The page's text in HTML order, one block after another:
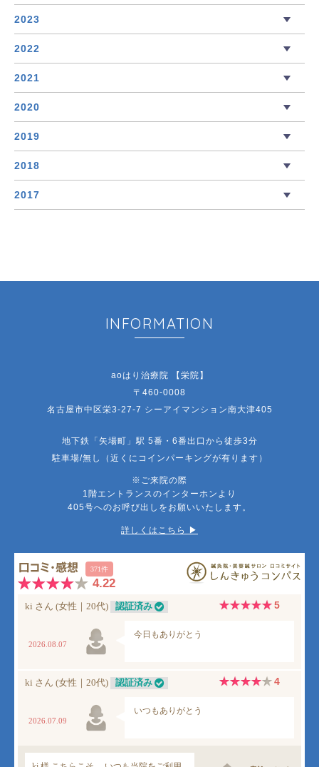
2023
2022
2021
2020
2019
2018
2017
INFORMATION
aoはり治療院 【栄院】
〒460-0008
名古屋市中区栄3-27-7 シーアイマンション南大津405
地下鉄「矢場町」駅 5番・6番出口から徒歩3分
駐車場/無し（近くにコインパーキングが有ります）
※ご来院の際
1階エントランスのインターホンより
405号へのお呼び出しをお願いいたします。
詳しくはこちら ▶︎